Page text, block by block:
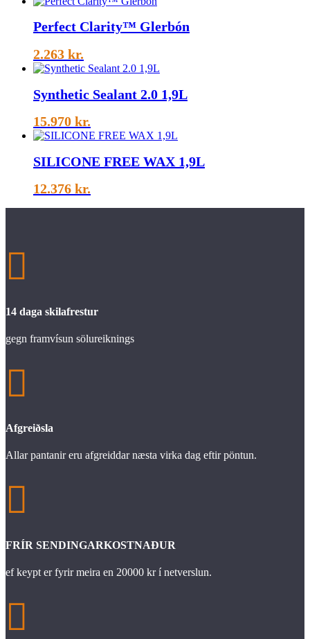
Perfect Clarity™ Glerbón
2.263 kr.
Synthetic Sealant 2.0 1,9L
15.970 kr.
SILICONE FREE WAX 1,9L
12.376 kr.

14 daga skilafrestur
gegn framvísun sölureiknings

Afgreiðsla
Allar pantanir eru afgreiddar næsta virka dag eftir pöntun.

FRÍR SENDINGARKOSTNAÐUR
ef keypt er fyrir meira en 20000 kr í netverslun.
